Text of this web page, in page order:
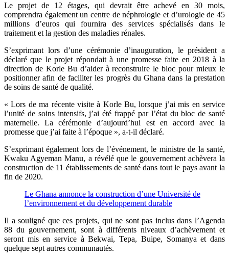
Le projet de 12 étages, qui devrait être achevé en 30 mois,
comprendra également un centre de néphrologie et d’urologie de 45
millions d’euros qui fournira des services spécialisés dans le
traitement et la gestion des maladies rénales.
S’exprimant lors d’une cérémonie d’inauguration, le président a
déclaré que le projet répondait à une promesse faite en 2018 à la
direction de Korle Bu d’aider à reconstruire le bloc pour mieux le
positionner afin de faciliter les progrès du Ghana dans la prestation
de soins de santé de qualité.
« Lors de ma récente visite à Korle Bu, lorsque j’ai mis en service
l’unité de soins intensifs, j’ai été frappé par l’état du bloc de santé
maternelle. La cérémonie d’aujourd’hui est en accord avec la
promesse que j’ai faite à l’époque », a-t-il déclaré.
S’exprimant également lors de l’événement, le ministre de la santé,
Kwaku Agyeman Manu, a révélé que le gouvernement achèvera la
construction de 11 établissements de santé dans tout le pays avant la
fin de 2020.
Le Ghana annonce la construction d’une Université de
l’environnement et du développement durable
Il a souligné que ces projets, qui ne sont pas inclus dans l’Agenda
88 du gouvernement, sont à différents niveaux d’achèvement et
seront mis en service à Bekwai, Tepa, Buipe, Somanya et dans
quelque sept autres communautés.